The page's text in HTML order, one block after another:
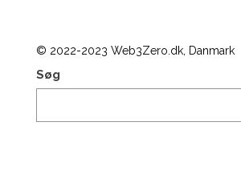
© 2022-2023 Web3Zero.dk, Danmark
Søg